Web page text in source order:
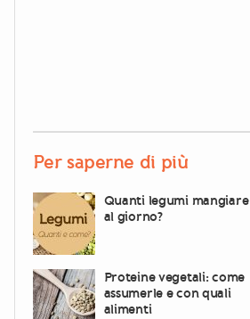
Per saperne di più
Quanti legumi mangiare
al giorno?
Proteine vegetali: come
assumerle e con quali
alimenti